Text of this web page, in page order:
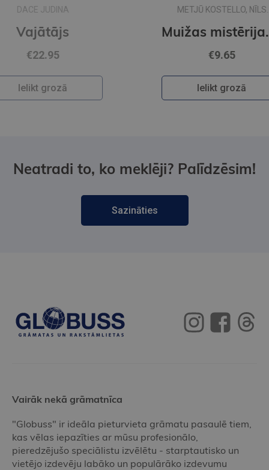
METJŪ KOSTELLO, NĪLS
Muižas mistērija. Vakara detektīvs
Neatradi to, ko meklēji? Palīdzēsim!
Sazināties
Vairāk nekā grāmatnīca
"Globuss" ir ideāla pieturvieta grāmatu pasaulē tiem,
kas vēlas iepazīties ar mūsu profesionālo,
pieredzējušo speciālistu izvēlētu - starptautisko un
vietējo izdevēju labāko un populārāko izdevumu